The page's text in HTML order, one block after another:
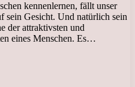
kennenlernen, fällt unser
sein Gesicht. Und natürlich sein
der attraktivsten und
eines Menschen. Es…